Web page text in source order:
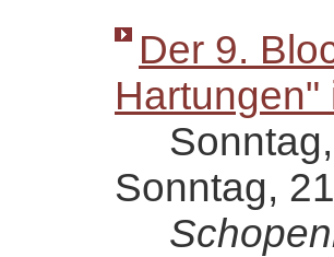
Der 9.
Hartungen"
Sonntag,
Sonntag,